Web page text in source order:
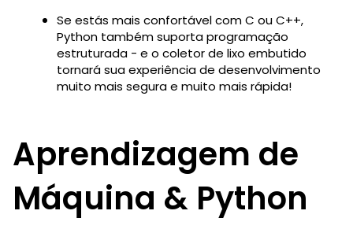
Se estás mais confortável com C ou C++,
Python também suporta programação
estruturada - e o coletor de lixo embutido
tornará sua experiência de desenvolvimento
muito mais segura e muito mais rápida!
Aprendizagem de
Máquina & Python